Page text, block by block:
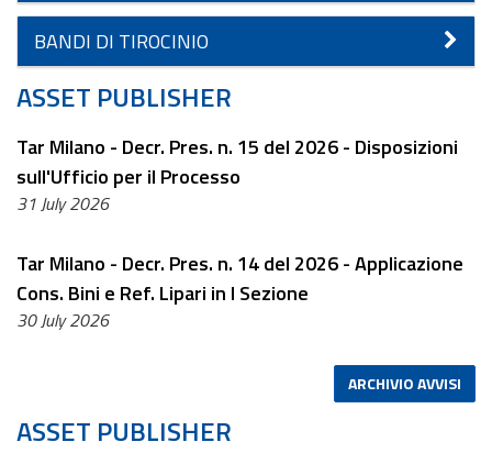
BANDI DI TIROCINIO
ASSET PUBLISHER
Tar Milano - Decr. Pres. n. 15 del 2026 - Disposizioni
sull'Ufficio per il Processo
31 July 2026
Tar Milano - Decr. Pres. n. 14 del 2026 - Applicazione
Cons. Bini e Ref. Lipari in I Sezione
30 July 2026
ARCHIVIO AVVISI
ASSET PUBLISHER